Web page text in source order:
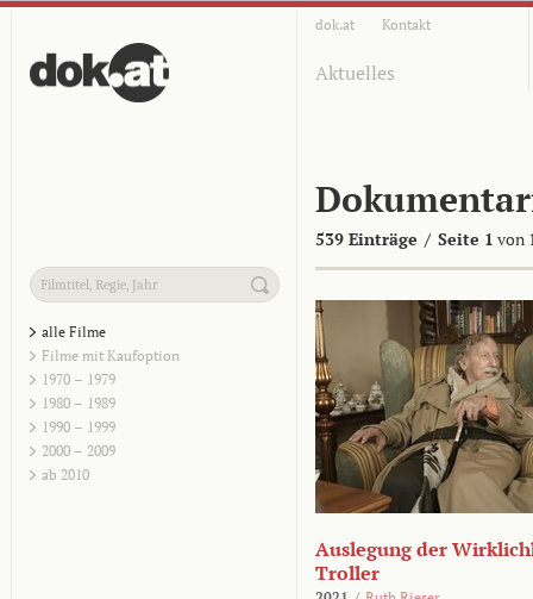
dok.at Kontakt
Aktuelles
539 Einträge / Seite 1 von
alle Filme
Filme mit Kaufoption
1970 – 1979
1980 – 1989
1990 – 1999
2000 – 2009
ab 2010
Auslegung der
Troller